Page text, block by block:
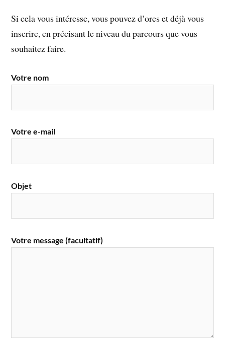
Si cela vous intéresse, vous pouvez d’ores et déjà vous
inscrire, en précisant le niveau du parcours que vous
souhaitez faire.
Votre nom
Votre e-mail
Objet
Votre message (facultatif)